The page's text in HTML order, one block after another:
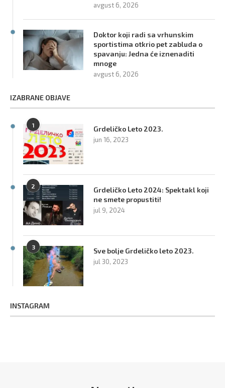
avgust 6, 2026
Doktor koji radi sa vrhunskim
sportistima otkrio pet zabluda o
spavanju: Jedna će iznenaditi
mnoge
avgust 6, 2026
IZABRANE OBJAVE
1 Grdeličko Leto 2023.
jun 16, 2023
2
Grdeličko Leto 2024: Spektakl koji
ne smete propustiti!
jul 9, 2024
3 Sve bolje Grdeličko leto 2023.
jul 30, 2023
INSTAGRAM